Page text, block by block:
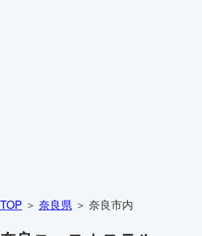
TOP ＞ 奈良県 ＞ 奈良市内